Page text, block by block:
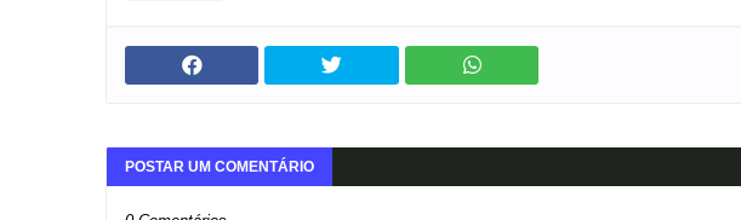
POSTAR UM COMENTÁRIO